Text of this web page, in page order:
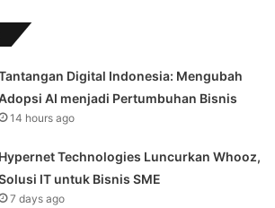
Digital Indonesia: Mengubah
AI menjadi Pertumbuhan Bisnis
14 hours ago
Hypernet Technologies Luncurkan Whooz,
IT untuk Bisnis SME
7 days ago